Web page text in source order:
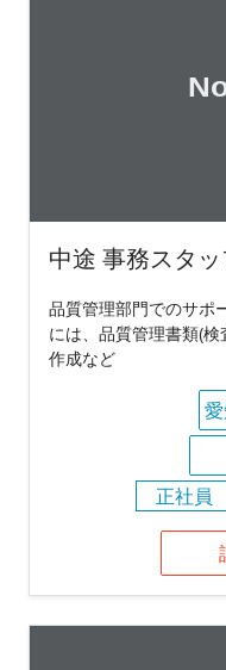
中途 事務スタッ
品質管理部門でのサポ
には、品質管理書類(
作成など
正社員